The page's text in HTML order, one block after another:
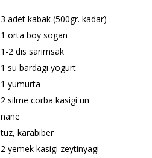
3 adet kabak (500gr. kadar)
1 orta boy sogan
1-2 dis sarimsak
1 su bardagi yogurt
1 yumurta
2 silme corba kasigi un
nane
tuz, karabiber
2 yemek kasigi zeytinyagi